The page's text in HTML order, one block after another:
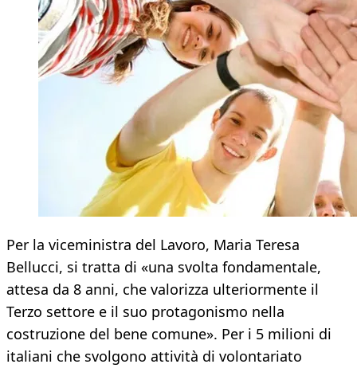
Per la viceministra del Lavoro, Maria Teresa
Bellucci, si tratta di «una svolta fondamentale,
attesa da 8 anni, che valorizza ulteriormente il
Terzo settore e il suo protagonismo nella
costruzione del bene comune». Per i 5 milioni di
italiani che svolgono attività di volontariato